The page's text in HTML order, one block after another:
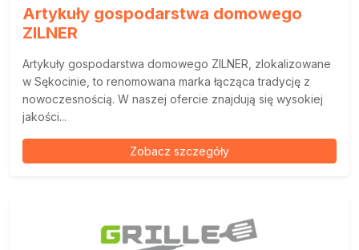
Artykuły gospodarstwa domowego
ZILNER
Artykuły gospodarstwa domowego ZILNER, zlokalizowane
w Sękocinie, to renomowana marka łącząca tradycję z
nowoczesnością. W naszej ofercie znajdują się wysokiej
jakości...
Zobacz szczegóły